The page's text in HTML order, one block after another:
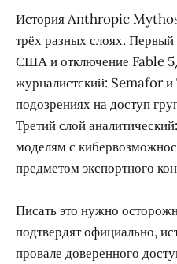
История Anthropic Mythos
трёх разных слоях.
США и отключение Fable
журналистский: Semafor
подозрениях на доступ
Третий слой
моделям с
предметом экспортного
Писать это нужно
подтвердят официально,
провале доверенного